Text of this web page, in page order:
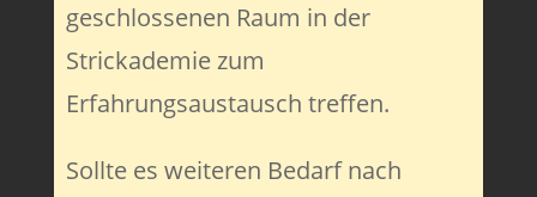
geschlossenen Raum in der
Strickademie zum
Erfahrungsaustausch treffen.
Sollte es weiteren Bedarf nach